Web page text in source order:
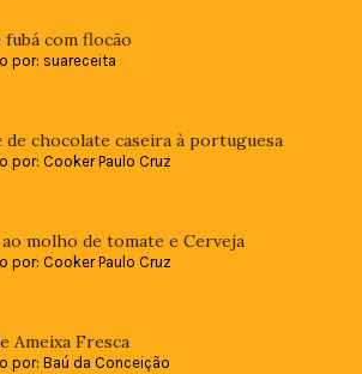
fubá com flocão
por: suareceita
de chocolate caseira à portuguesa
por: Cooker Paulo Cruz
molho de tomate e Cerveja
por: Cooker Paulo Cruz
Ameixa Fresca
por: Baú da Conceição